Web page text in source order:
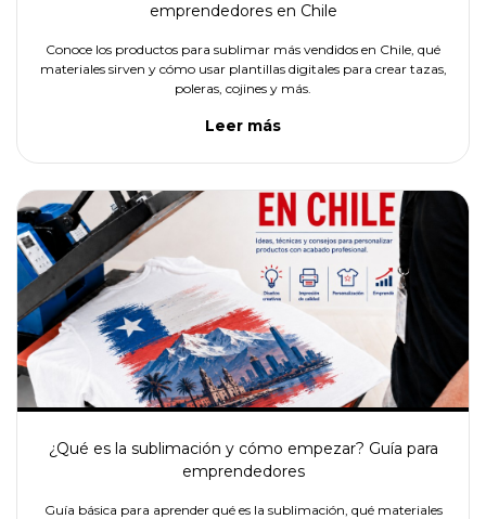
emprendedores en Chile
Conoce los productos para sublimar más vendidos en Chile, qué
materiales sirven y cómo usar plantillas digitales para crear tazas,
poleras, cojines y más.
Leer más
¿Qué es la sublimación y cómo empezar? Guía para
emprendedores
Guía básica para aprender qué es la sublimación, qué materiales